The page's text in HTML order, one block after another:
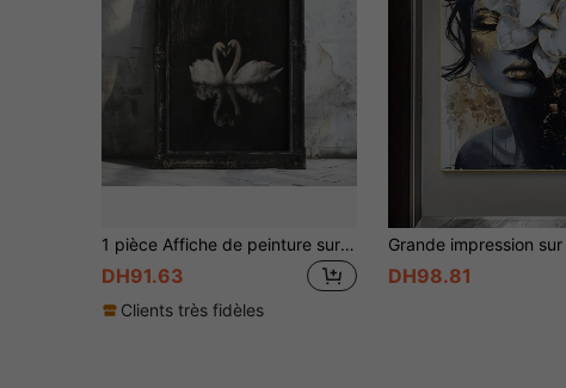
1 pièce Affiche de peinture sur canevas style gothique avec couple de cygnes en forme de cœur, esthétique rétro, sombre, romantique, vintage. Cadre ou sans cadre. Cadeau idéal pour dortoir, appartement, salon, chambre à coucher, décoration de la maison
DH91.63
Clients très fidèles
DH98.81